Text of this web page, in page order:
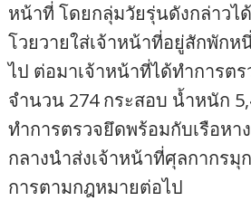
หน้าที่ โดยกลุ่มวัยรุ่นดังกล่าวได้
โวยวายใส่เจ้าหน้าที่อยู่สักพัก
ไป ต่อมาเจ้าหน้าที่ได้ทำการต
จำนวน 274 กระสอบ น้ำหนัก
ทำการตรวจยึดพร้อมกับเรือหา
กลางนำส่งเจ้าหน้าที่ศุลกากรมุ
การตามกฎหมายต่อไป